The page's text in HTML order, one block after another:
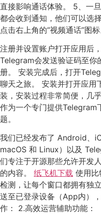
直接影响通话体验。 5、一
都会收到通知，他们可以选
点击右上角的“视频通话”图标
注册并设置账户打开应用后
Telegram会发送验证码至你
册。 安装完成后，打开
聊天之旅。 安装并打开应用
装，安装过程非常简便，几
作为一个专门提供Telegram
题。
我们已经发布了 Android、
macOS 和 Linux）以及
们专注于开源那些允许开发
的内容。 纸飞机下载 使用
检测，让每个窗口都拥有独
送至已登录设备（App内）
作： 2.高效运营辅助功能：